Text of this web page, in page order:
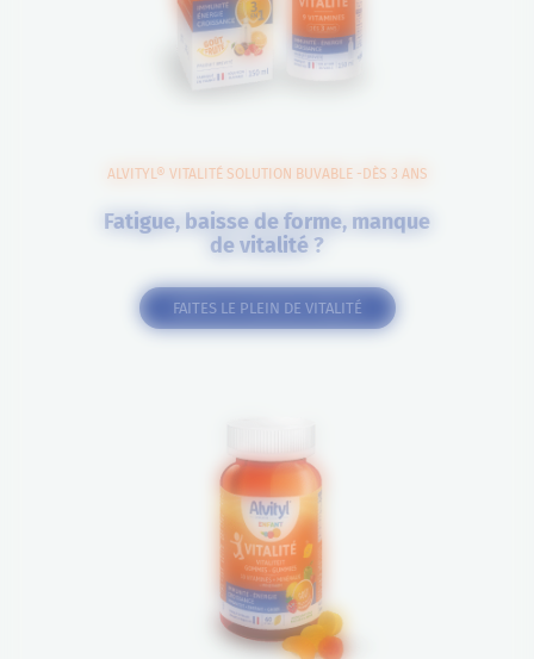
ALVITYL® VITALITÉ SOLUTION BUVABLE -DÈS 3 ANS
Fatigue, baisse de forme, manque
de vitalité ?
FAITES LE PLEIN DE VITALITÉ